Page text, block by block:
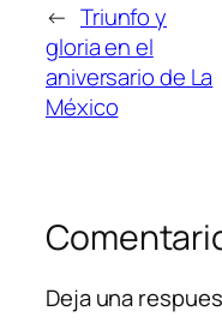
← Triunfo y
gloria en el
aniversario de La
México
Deja una